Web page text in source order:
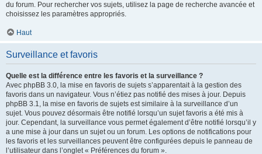
du forum. Pour rechercher vos sujets, utilisez la page de recherche avancée et
choisissez les paramètres appropriés.
Haut
Surveillance et favoris
Quelle est la différence entre les favoris et la surveillance ?
Avec phpBB 3.0, la mise en favoris de sujets s’apparentait à la gestion des
favoris dans un navigateur. Vous n’étiez pas notifié des mises à jour. Depuis
phpBB 3.1, la mise en favoris de sujets est similaire à la surveillance d’un
sujet. Vous pouvez désormais être notifié lorsqu’un sujet favoris a été mis à
jour. Cependant, la surveillance vous permet également d’être notifié lorsqu’il y
a une mise à jour dans un sujet ou un forum. Les options de notifications pour
les favoris et les surveillances peuvent être configurées depuis le panneau de
l’utilisateur dans l’onglet « Préférences du forum ».